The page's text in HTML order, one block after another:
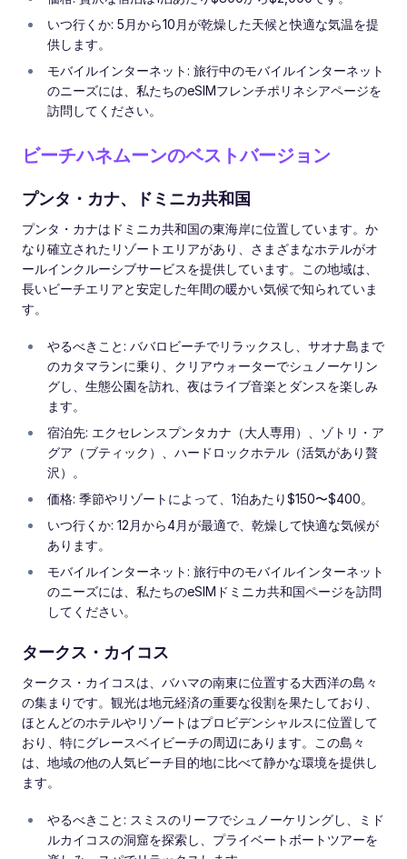
いつ行くか: 5月から10月が乾燥した天候と快適な気温を提
供します。
モバイルインターネット: 旅行中のモバイルインターネット
のニーズには、私たちのeSIMフレンチポリネシアページを
訪問してください。
ビーチハネムーンのベストバージョン
プンタ・カナ、ドミニカ共和国
プンタ・カナはドミニカ共和国の東海岸に位置しています。か
なり確立されたリゾートエリアがあり、さまざまなホテルがオ
ールインクルーシブサービスを提供しています。この地域は、
長いビーチエリアと安定した年間の暖かい気候で知られていま
す。
やるべきこと: ババロビーチでリラックスし、サオナ島まで
のカタマランに乗り、クリアウォーターでシュノーケリン
グし、生態公園を訪れ、夜はライブ音楽とダンスを楽しみ
ます。
宿泊先: エクセレンスプンタカナ（大人専用）、ゾトリ・ア
グア（ブティック）、ハードロックホテル（活気があり贅
沢）。
価格: 季節やリゾートによって、1泊あたり$150〜$400。
いつ行くか: 12月から4月が最適で、乾燥して快適な気候が
あります。
モバイルインターネット: 旅行中のモバイルインターネット
のニーズには、私たちのeSIMドミニカ共和国ページを訪問
してください。
タークス・カイコス
タークス・カイコスは、バハマの南東に位置する大西洋の島々
の集まりです。観光は地元経済の重要な役割を果たしており、
ほとんどのホテルやリゾートはプロビデンシャルスに位置して
おり、特にグレースベイビーチの周辺にあります。この島々
は、地域の他の人気ビーチ目的地に比べて静かな環境を提供し
ます。
やるべきこと: スミスのリーフでシュノーケリングし、ミド
ルカイコスの洞窟を探索し、プライベートボートツアーを